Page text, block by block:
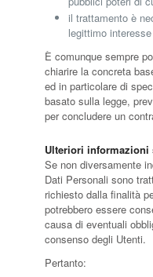
il trattamento è
legittimo
È comunque sempre
chiarire la concreta
ed in particolare di
basato sulla legge,
per concludere un
Ulteriori informazioni
Se non diversamente
Dati Personali sono
richiesto dalla finalità
potrebbero essere
causa di eventuali
consenso degli Utenti.
Pertanto: